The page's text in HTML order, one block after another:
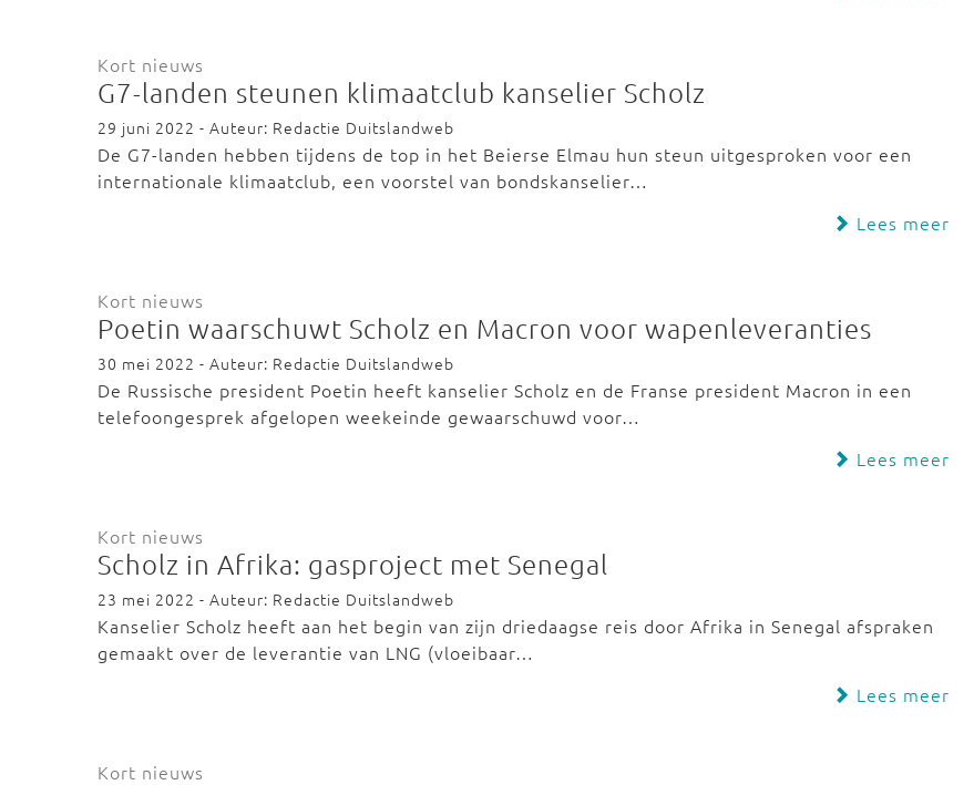
Kort nieuws
G7-landen steunen klimaatclub kanselier Scholz
29 juni 2022 - Auteur: Redactie Duitslandweb
De G7-landen hebben tijdens de top in het Beierse Elmau hun steun uitgesproken voor een
internationale klimaatclub, een voorstel van bondskanselier…
Lees meer
Kort nieuws
Poetin waarschuwt Scholz en Macron voor wapenleveranties
30 mei 2022 - Auteur: Redactie Duitslandweb
De Russische president Poetin heeft kanselier Scholz en de Franse president Macron in een
telefoongesprek afgelopen weekeinde gewaarschuwd voor…
Lees meer
Kort nieuws
Scholz in Afrika: gasproject met Senegal
23 mei 2022 - Auteur: Redactie Duitslandweb
Kanselier Scholz heeft aan het begin van zijn driedaagse reis door Afrika in Senegal afspraken
gemaakt over de leverantie van LNG (vloeibaar…
Lees meer
Kort nieuws